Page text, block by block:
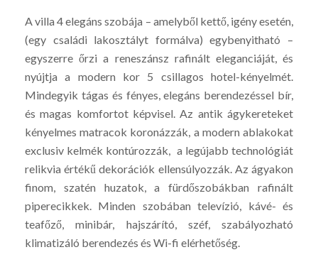
A villa 4 elegáns szobája – amelyből kettő, igény esetén,
(egy családi lakosztályt formálva) egybenyitható –
egyszerre őrzi a reneszánsz rafinált eleganciáját, és
nyújtja a modern kor 5 csillagos hotel-kényelmét.
Mindegyik tágas és fényes, elegáns berendezéssel bír,
és magas komfortot képvisel. Az antik ágykereteket
kényelmes matracok koronázzák, a modern ablakokat
exclusiv kelmék kontúrozzák, a legújabb technológiát
relikvia értékű dekorációk ellensúlyozzák. Az ágyakon
finom, szatén huzatok, a fürdőszobákban rafinált
piperecikkek. Minden szobában televízió, kávé- és
teafőző, minibár, hajszárító, széf, szabályozható
klimatizáló berendezés és Wi-fi elérhetőség.